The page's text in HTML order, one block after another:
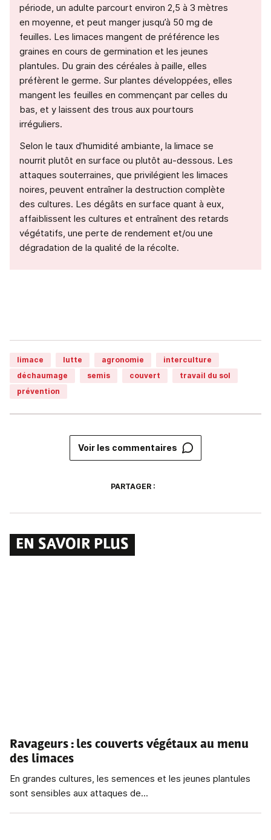
période, un adulte parcourt environ 2,5 à 3 mètres
en moyenne, et peut manger jusqu’à 50 mg de
feuilles. Les limaces mangent de préférence les
graines en cours de germination et les jeunes
plantules. Du grain des céréales à paille, elles
préfèrent le germe. Sur plantes développées, elles
mangent les feuilles en commençant par celles du
bas, et y laissent des trous aux pourtours
irréguliers.
Selon le taux d’humidité ambiante, la limace se
nourrit plutôt en surface ou plutôt au-dessous. Les
attaques souterraines, que privilégient les limaces
noires, peuvent entraîner la destruction complète
des cultures. Les dégâts en surface quant à eux,
affaiblissent les cultures et entraînent des retards
végétatifs, une perte de rendement et/ou une
dégradation de la qualité de la récolte.
limace lutte agronomie
interculture
déchaumage
semis couvert
travail du sol
prévention
Voir les commentaires
PARTAGER :
EN SAVOIR PLUS
Ravageurs : les couverts végétaux au menu
des limaces
En grandes cultures, les semences et les jeunes plantules
sont sensibles aux attaques de...